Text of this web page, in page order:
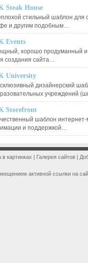
Steak House
стильный шаблон для
и другим подобным…
Events
хорошо продуманный и
создания сайта…
University
дизайнерский
учреждений
Storefront
шаблон
и поддержкой…
в картинках | Галерея сайтов |
активной ссылки на